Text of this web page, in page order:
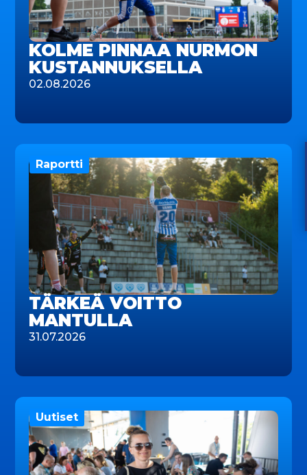
KOLME PINNAA NURMON
KUSTANNUKSELLA
02.08.2026
Raportti
TÄRKEÄ VOITTO
MANTULLA
31.07.2026
Uutiset